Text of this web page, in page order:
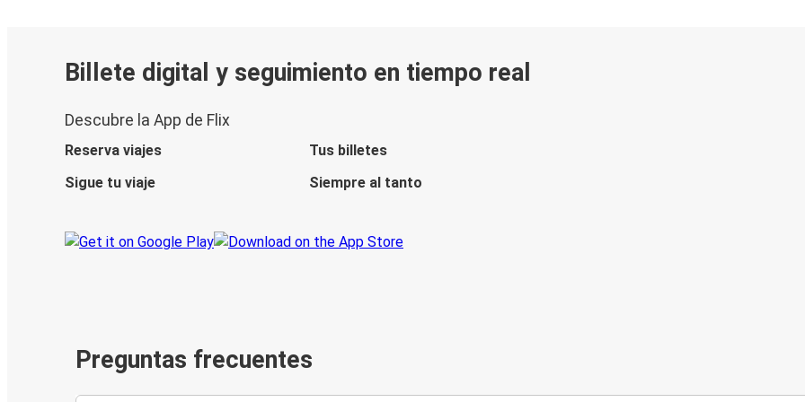
Billete digital y seguimiento en tiempo real
Descubre la App de Flix
Reserva viajes
Tus billetes
Sigue tu viaje
Siempre al tanto
Preguntas frecuentes